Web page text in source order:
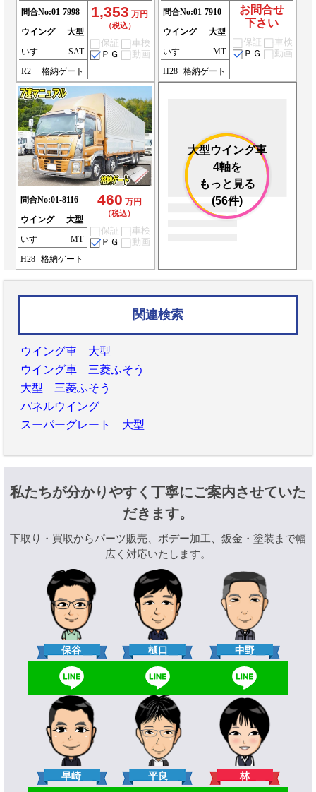
問合No:01-7998
ウイング
大型
いすゞ
SAT
R2
格納ゲート
1,353 万円
（税込）
保証
車検
ＰＧ
動画
問合No:01-7910
ウイング
大型
いすゞ
MT
H28 格納ゲート
お問合せ
下さい
保証
車検
ＰＧ
動画
問合No:01-8116
ウイング
大型
いすゞ
MT
H28
格納ゲート
460 万円
（税込）
保証
車検
ＰＧ
動画
大型ウイング車
4軸を
もっと見る
(56件)
関連検索
ウイング車 大型
ウイング車 三菱ふそう
大型 三菱ふそう
パネルウイング
スーパーグレート 大型
私たちが分かりやすく丁寧にご案内させていた
だきます。
下取り・買取からパーツ販売、ボデー加工、鈑金・塗装まで幅
広く対応いたします。
保谷 樋口 中野
早崎 平良 林